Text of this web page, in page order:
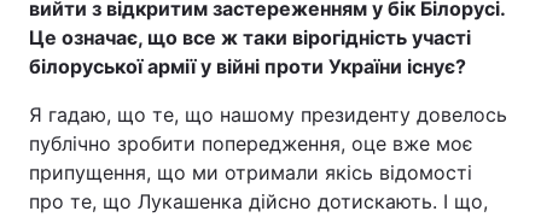
вийти з відкритим застереженням у бік Білорусі.
Це означає, що все ж таки вірогідність участі
білоруської армії у війні проти України існує?
Я гадаю, що те, що нашому президенту довелось
публічно зробити попередження, оце вже моє
припущення, що ми отримали якісь відомості
про те, що Лукашенка дійсно дотискають. І що,